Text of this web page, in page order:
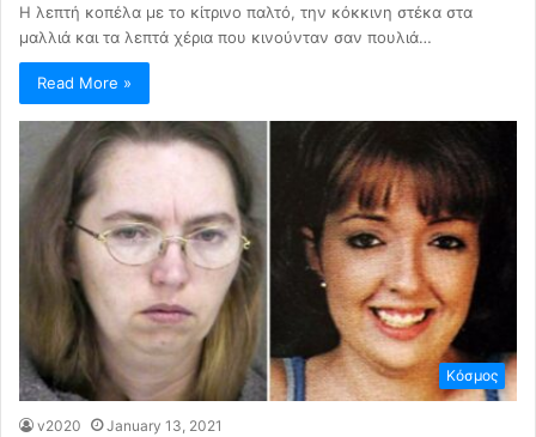
Η λεπτή κοπέλα με το κίτρινο παλτό, την κόκκινη στέκα στα
μαλλιά και τα λεπτά χέρια που κινούνταν σαν πουλιά…
Read More »
Κόσμος
v2020 January 13, 2021